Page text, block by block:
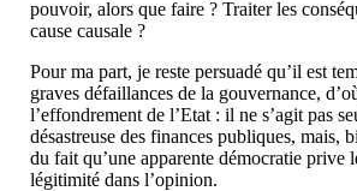
pouvoir, alors que faire ? Traiter les
cause causale ?
Pour ma part, je reste persuadé qu’il est
graves défaillances de la gouvernance,
l’effondrement de l’Etat : il ne s’agit pas
désastreuse des finances publiques, mais,
du fait qu’une apparente démocratie prive
légitimité dans l’opinion.